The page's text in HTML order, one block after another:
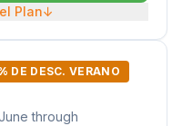
Plan↓
DE DESC. VERANO
through